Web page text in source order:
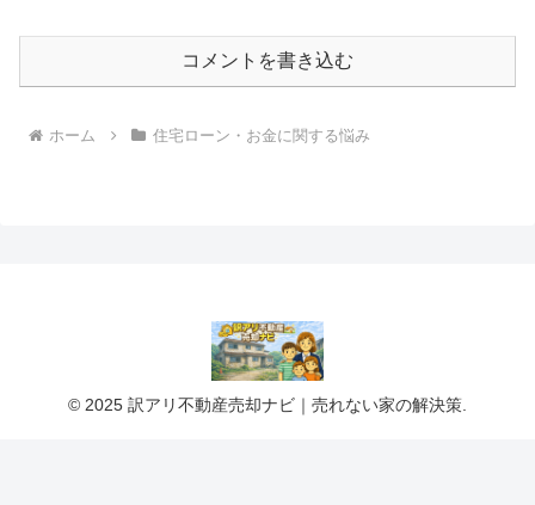
コメントを書き込む
ホーム 住宅ローン・お金に関する悩み
© 2025 訳アリ不動産売却ナビ｜売れない家の解決策.